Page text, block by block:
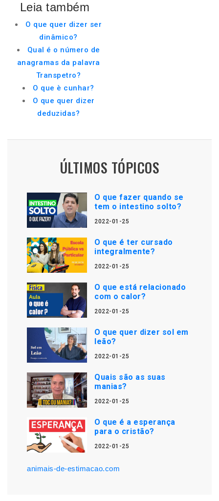
Leia também
O que quer dizer ser
dinâmico?
Qual é o número de
anagramas da palavra
Transpetro?
O que è cunhar?
O que quer dizer
deduzidas?
ÚLTIMOS TÓPICOS
O que fazer quando se
tem o intestino solto?
2022-01-25
O que é ter cursado
integralmente?
2022-01-25
O que está relacionado
com o calor?
2022-01-25
O que quer dizer sol em
leão?
2022-01-25
Quais são as suas
manias?
2022-01-25
O que é a esperança
para o cristão?
2022-01-25
animais-de-estimacao.com